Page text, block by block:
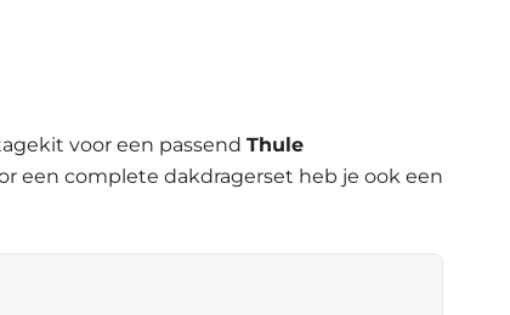
voor een passend Thule
een complete dakdragerset heb je ook een